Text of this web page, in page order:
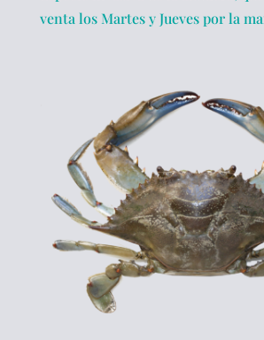
venta los Martes y Jueves por la